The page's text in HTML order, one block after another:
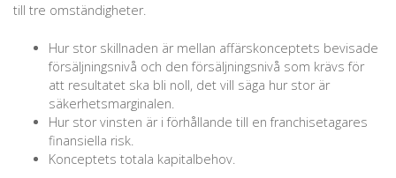
till tre omständigheter.
Hur stor skillnaden är mellan affärskonceptets bevisade
försäljningsnivå och den försäljningsnivå som krävs för
att resultatet ska bli noll, det vill säga hur stor är
säkerhetsmarginalen.
Hur stor vinsten är i förhållande till en franchisetagares
finansiella risk.
Konceptets totala kapitalbehov.